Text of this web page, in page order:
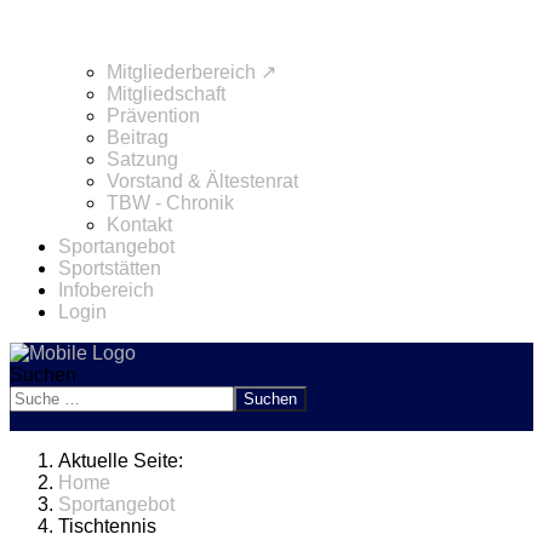
Mitgliederbereich ↗
Mitgliedschaft
Prävention
Beitrag
Satzung
Vorstand & Ältestenrat
TBW - Chronik
Kontakt
Sportangebot
Sportstätten
Infobereich
Login
Suchen
Suchen
Aktuelle Seite:
Home
Sportangebot
Tischtennis